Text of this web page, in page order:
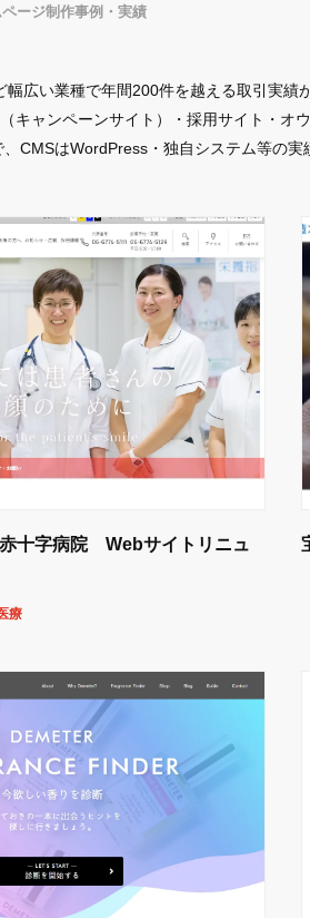
ージ制作事例・実績
広い業種で年間200件を越える取引実績
ャンペーンサイト）・採用サイト・オ
CMSはWordPress・独自システム等の実
十字病院 Webサイトリニュ
療